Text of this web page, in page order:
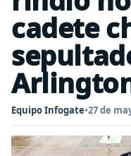
cadete
Equipo Infogate•27 de